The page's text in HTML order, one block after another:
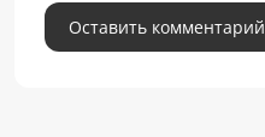
Оставить комментарий